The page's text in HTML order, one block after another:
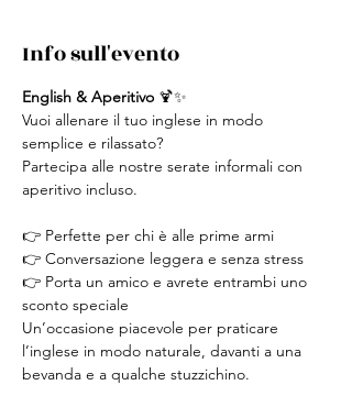
Info sull'evento
English & Aperitivo 🍹✨
Vuoi allenare il tuo inglese in modo
semplice e rilassato?
Partecipa alle nostre serate informali con
aperitivo incluso.
👉 Perfette per chi è alle prime armi
👉 Conversazione leggera e senza stress
👉 Porta un amico e avrete entrambi uno
sconto speciale
Un’occasione piacevole per praticare
l’inglese in modo naturale, davanti a una
bevanda e a qualche stuzzichino.